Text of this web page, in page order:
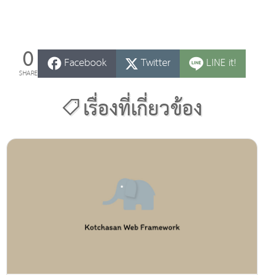
0
SHARE
Facebook Twitter LINE it!
เรื่องที่เกี่ยวข้อง